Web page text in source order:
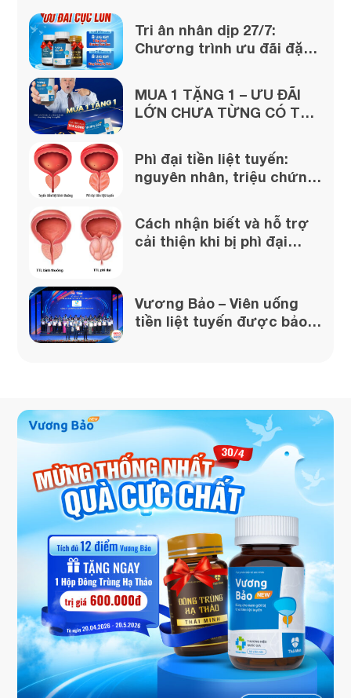
Tri ân nhân dịp 27/7:
Chương trình ưu đãi đặc
MUA 1 TẶNG 1 – ƯU ĐÃI
LỚN CHƯA TỪNG CÓ TỪ
Phì đại tiền liệt tuyến:
nguyên nhân, triệu chứng
Cách nhận biết và hỗ trợ
cải thiện khi bị phì đại
Vương Bảo – Viên uống
tiền liệt tuyến được bảo